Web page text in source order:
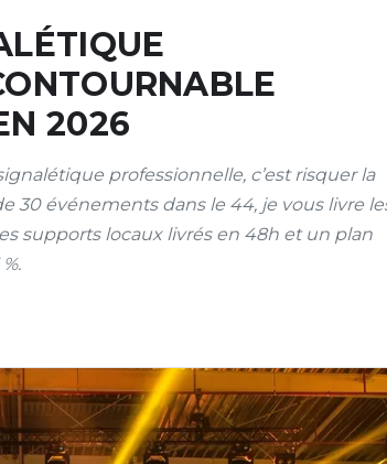
2026
professionnelle, c’est risquer la
30 événements dans le 44, je vous livre
supports locaux livrés en 48h et un plan